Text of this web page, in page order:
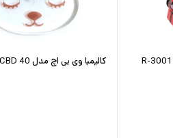
کالیمبا وی بی اچ مدل CBD 40